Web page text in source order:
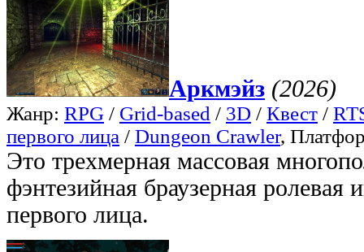
Аркмэйз (2026)
Жанр: RPG / Grid-based / 3D / Квест /
первого лица / Dungeon Crawler,
Это трехмерная массовая
фэнтезийная браузерная ролевая
первого лица.